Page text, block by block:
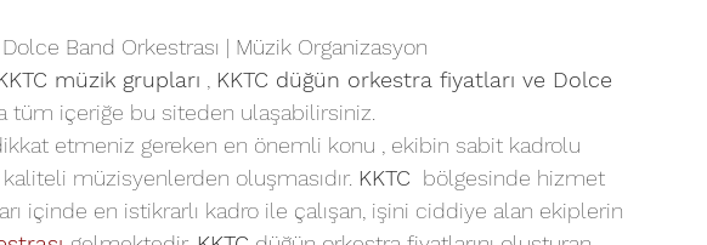
Band Orkestrası | Müzik Organizasyon
müzik grupları , KKTC düğün orkestra fiyatları ve Dolce
tüm içeriğe bu siteden ulaşabilirsiniz.
etmeniz gereken en önemli konu , ekibin sabit kadrolu
kaliteli müzisyenlerden oluşmasıdır. KKTC bölgesinde hizmet
içinde en istikrarlı kadro ile çalışan, işini ciddiye alan ekiplerin